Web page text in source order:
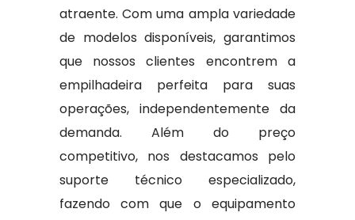
atraente. Com uma ampla variedade
de modelos disponíveis, garantimos
que nossos clientes encontrem a
empilhadeira perfeita para suas
operações, independentemente da
demanda. Além do preço
competitivo, nos destacamos pelo
suporte técnico especializado,
fazendo com que o equipamento